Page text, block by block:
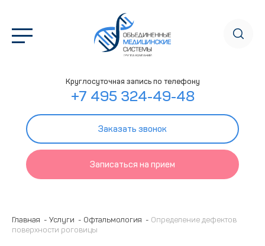
Заказать звонок
Записаться на прием
Круглосуточная запись по телефону
+7 495 324-49-48
Главная Услуги Офтальмология
Определение дефектов
поверхности роговицы